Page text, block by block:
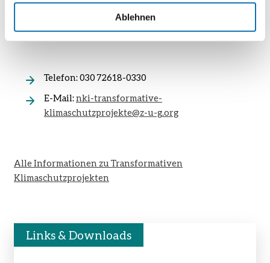
Ablehnen
Richtlinie zur Bundesförderung für transformative
Klimaschutzprojekte
Telefon: 030 72618-0330
E-Mail:nki-transformative-
klimaschutzprojekte@z-u-g.org
Alle Informationen zu Transformativen
Klimaschutzprojekten
Links & Downloads